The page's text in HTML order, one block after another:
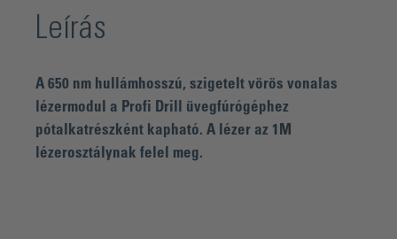
Leírás
A 650 nm hullámhosszú, szigetelt vörös vonalas
lézermodul a Profi Drill üvegfúrógéphez
pótalkatrészként kapható. A lézer az 1M
lézerosztálynak felel meg.